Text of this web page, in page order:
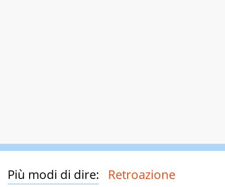
Più modi di dire: Retroazione